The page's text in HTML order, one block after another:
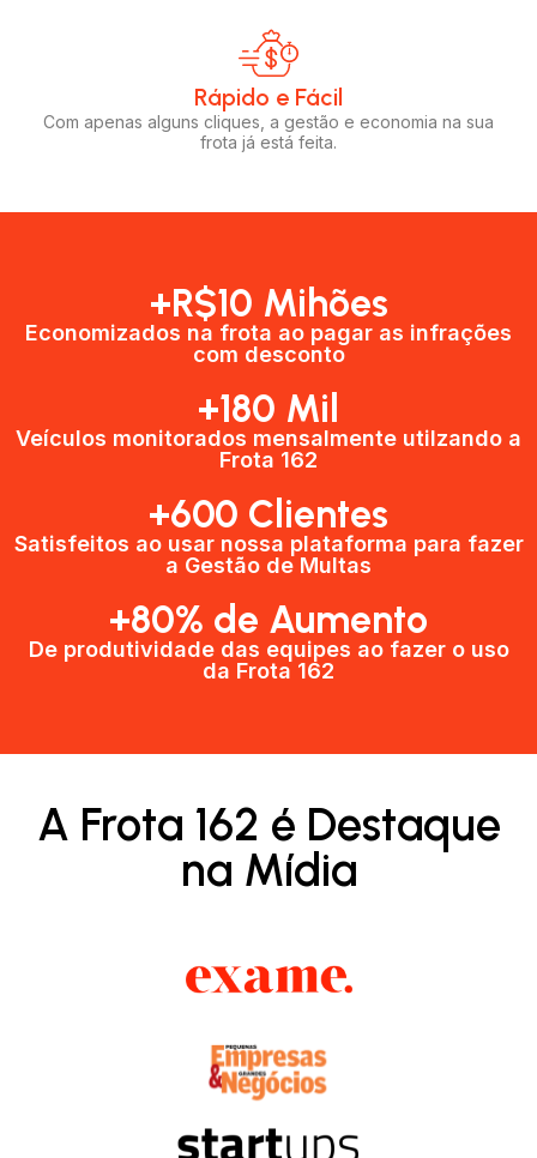
Rápido e Fácil​
Com apenas alguns cliques, a gestão e economia na sua
frota já está feita.
+R$10 Mihões
Economizados na frota ao pagar as infrações
com desconto
+180 Mil
Veículos monitorados mensalmente utilzando a
Frota 162
+600 Clientes​
Satisfeitos ao usar nossa plataforma para fazer
a Gestão de Multas​
+80% de Aumento
De produtividade das equipes ao fazer o uso
da Frota 162​
A Frota 162 é Destaque
na Mídia